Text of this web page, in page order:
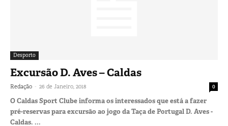
Desporto
Excursão D. Aves – Caldas
Redação - 26 de Janeiro, 2018 0
O Caldas Sport Clube informa os interessados que está a fazer
pré-reservas para excursão ao jogo da Taça de Portugal D. Aves -
Caldas. ...